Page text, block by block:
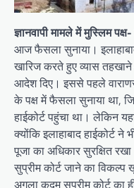
ज्ञानवापी मामले में मुस्लिम पक्ष-
आज फैसला सुनाया।
खारिज करते हुए व्यास तहखाने
आदेश दिए। इससे पहले
के पक्ष में फैसला सुनाया था,
हाईकोर्ट पहुंचा था। लेकिन
क्योंकि इलाहाबाद हाईकोर्ट
पूजा का अधिकार सुरक्षित
सुप्रीम कोर्ट जाने का
अगला कदम सुप्रीम कोर्ट का